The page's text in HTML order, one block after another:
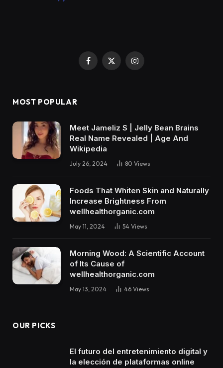
Facebook
X
Instagram
MOST POPULAR
Meet Jameliz S | Jelly Bean Brains
Real Name Revealed | Age And
Wikipedia
July 26, 2024 80 Views
Foods That Whiten Skin and Naturally
Increase Brightness From
wellhealthorganic.com
May 11, 2024 54 Views
Morning Wood: A Scientific Account
of Its Cause of
wellhealthorganic.com
May 13, 2024 46 Views
OUR PICKS
El futuro del entretenimiento digital y
la elección de plataformas online